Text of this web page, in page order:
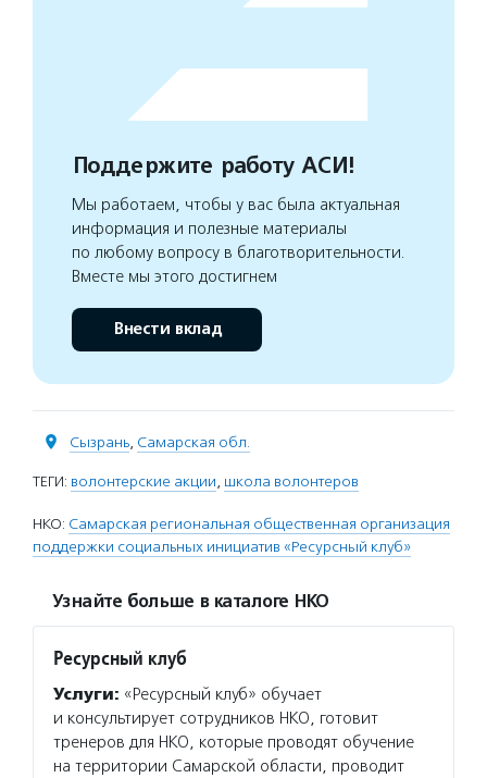
Поддержите работу АСИ!
Мы работаем, чтобы у вас была актуальная
информация и полезные материалы
по любому вопросу в благотворительности.
Вместе мы этого достигнем
Внести вклад
Сызрань, Самарская обл.
ТЕГИ: волонтерские акции, школа волонтеров
НКО: Самарская региональная общественная организация
поддержки социальных инициатив «Ресурсный клуб»
Узнайте больше в каталоге НКО
Ресурсный клуб
Услуги: «Ресурсный клуб» обучает
и консультирует сотрудников НКО, готовит
тренеров для НКО, которые проводят обучение
на территории Самарской области, проводит